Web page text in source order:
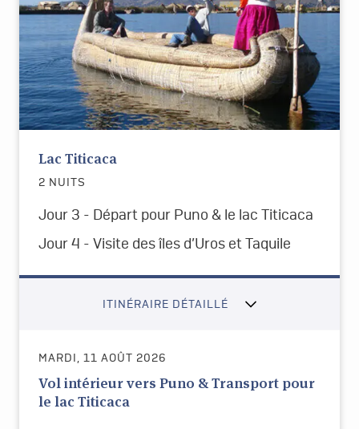
Lac Titicaca
2 NUITS
Jour 3 - Départ pour Puno & le lac Titicaca
Jour 4 - Visite des îles d’Uros et Taquile
ITINÉRAIRE DÉTAILLÉ
MARDI, 11 AOÛT 2026
Vol intérieur vers Puno & Transport pour
le lac Titicaca